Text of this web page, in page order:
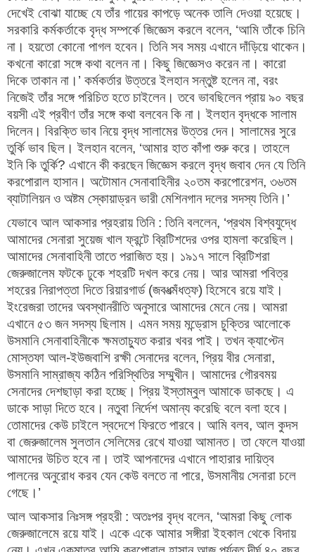
দেখেই বোঝা যাচ্ছে যে তাঁর গায়ের কাপড়ে অনেক তালি দেওয়া হয়েছে।
সরকারি কর্মকর্তাকে বৃদ্ধ সম্পর্কে জিজ্ঞেস করলে বলেন, ‘আমি তাঁকে চিনি
না। হয়তো কোনো পাগল হবেন। তিনি সব সময় এখানে দাঁড়িয়ে থাকেন।
কখনো কারো সঙ্গে কথা বলেন না। কিছু জিজ্ঞেসও করেন না। কারো
দিকে তাকান না।’ কর্মকর্তার উত্তরে ইলহান সন্তুষ্ট হলেন না, বরং
নিজেই তাঁর সঙ্গে পরিচিত হতে চাইলেন। তবে ভাবছিলেন প্রায় ৯০ বছর
বয়সী এই প্রবীণ তাঁর সঙ্গে কথা বলবেন কি না। ইলহান বৃদ্ধকে সালাম
দিলেন। বিরক্তি ভাব নিয়ে বৃদ্ধ সালামের উত্তর দেন। সালামের সুরে
তুর্কি ভাব ছিল। ইলহান বলেন, ‘আমার হাত কাঁপা শুরু করে। তাহলে
ইনি কি তুর্কি? এখানে কী করছেন জিজ্ঞেস করলে বৃদ্ধ জবাব দেন যে তিনি
করপোরাল হাসান। অটোমান সেনাবাহিনীর ২০তম করপোরেশন, ৩৬তম
ব্যাটালিয়ন ও অষ্টম স্কোয়াড্রন ভারী মেশিনগান দলের সদস্য তিনি।’
যেভাবে আল আকসার প্রহরায় তিনি : তিনি বললেন, ‘প্রথম বিশ্বযুদ্ধে
আমাদের সেনারা সুয়েজ খাল ফ্রন্টে ব্রিটিশদের ওপর হামলা করেছিল।
আমাদের সেনাবাহিনী তাতে পরাজিত হয়। ১৯১৭ সালে ব্রিটিশরা
জেরুজালেম ফটকে ঢুকে শহরটি দখল করে নেয়। আর আমরা পবিত্র
শহরের নিরাপত্তা দিতে রিয়ারগার্ড (জবধত্মঁধত্ফ) হিসেবে রয়ে যাই।
ইংরেজরা তাদের অবস্থানরীতি অনুসারে আমাদের মেনে নেয়। আমরা
এখানে ৫৩ জন সদস্য ছিলাম। এমন সময় মন্ড্রোস চুক্তির আলোকে
উসমানি সেনাবাহিনীকে ক্ষমতাচ্যুত করার খবর পাই। তখন ক্যাপ্টেন
মোস্তফা আল-ইউজবাশি রক্ষী সেনাদের বলেন, প্রিয় বীর সেনারা,
উসমানি সাম্রাজ্য কঠিন পরিস্থিতির সম্মুখীন। আমাদের গৌরবময়
সেনাদের দেশছাড়া করা হচ্ছে। প্রিয় ইস্তাম্বুল আমাকে ডাকছে। এ
ডাকে সাড়া দিতে হবে। নতুবা নির্দেশ অমান্য করেছি বলে বলা হবে।
তোমাদের কেউ চাইলে স্বদেশে ফিরতে পারবে। আমি বলব, আল কুদস
বা জেরুজালেম সুলতান সেলিমের রেখে যাওয়া আমানত। তা ফেলে যাওয়া
আমাদের উচিত হবে না। তাই আপনাদের এখানে পাহারার দায়িত্ব
পালনের অনুরোধ করব যেন কেউ বলতে না পারে, উসমানীয় সেনারা চলে
গেছে।’
আল আকসার নিঃসঙ্গ প্রহরী : অতঃপর বৃদ্ধ বলেন, ‘আমরা কিছু লোক
জেরুজালেমে রয়ে যাই। একে একে আমার সঙ্গীরা ইহকাল থেকে বিদায়